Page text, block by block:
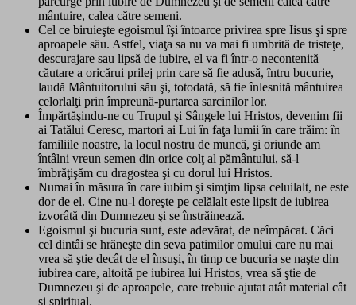
mântuire, calea către semeni.
Cel ce biruieşte egoismul îşi întoarce privirea spre Iisus şi spre
aproapele său. Astfel, viaţa sa nu va mai fi umbrită de tristeţe,
descurajare sau lipsă de iubire, el va fi într-o necontenită
căutare a oricărui prilej prin care să fie adusă, întru bucurie,
laudă Mântuitorului său şi, totodată, să fie înlesnită mântuirea
celorlalţi prin împreună-purtarea sarcinilor lor.
Împărtăşindu-ne cu Trupul şi Sângele lui Hristos, devenim fii
ai Tatălui Ceresc, martori ai Lui în faţa lumii în care trăim: în
familiile noastre, la locul nostru de muncă, şi oriunde am
întâlni vreun semen din orice colţ al pământului, să-l
îmbrăţişăm cu dragostea şi cu dorul lui Hristos.
Numai în măsura în care iubim şi simţim lipsa celuilalt, ne este
dor de el. Cine nu-l doreşte pe celălalt este lipsit de iubirea
izvorâtă din Dumnezeu şi se înstrăinează.
Egoismul şi bucuria sunt, este adevărat, de neîmpăcat. Căci
cel dintâi se hrăneşte din seva patimilor omului care nu mai
vrea să ştie decât de el însuşi, în timp ce bucuria se naşte din
iubirea care, altoită pe iubirea lui Hristos, vrea să ştie de
Dumnezeu şi de aproapele, care trebuie ajutat atât material cât
şi spiritual.